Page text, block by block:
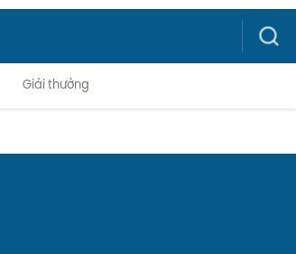
Search
Giải thưởng